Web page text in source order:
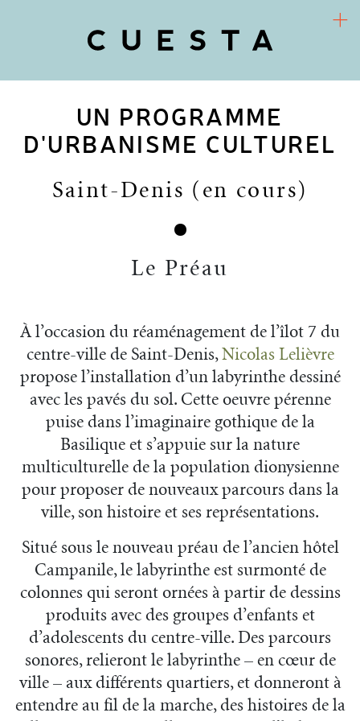
COOPÉRATIVE D’URBANISME CULTUREL
Arts / Territoires / Sociétés
CUESTA
RECHERCHE-ACTION
UN PROGRAMME
D'URBANISME CULTUREL
Saint-Denis (en cours)
Le Préau
À l’occasion du réaménagement de l’îlot 7 du
centre-ville de Saint-Denis,Nicolas Lelièvre
propose l’installation d’un labyrinthe dessiné
avec les pavés du sol. Cette oeuvre pérenne
puise dans l’imaginaire gothique de la
Basilique et s’appuie sur la nature
multiculturelle de la population dionysienne
pour proposer de nouveaux parcours dans la
ville, son histoire et ses représentations.
Situé sous le nouveau préau de l’ancien hôtel
Campanile, le labyrinthe est surmonté de
colonnes qui seront ornées à partir de dessins
produits avec des groupes d’enfants et
d’adolescents du centre-ville. Des parcours
sonores, relieront le labyrinthe – en cœur de
ville – aux différents quartiers, et donneront à
entendre au fil de la marche, des histoires de la